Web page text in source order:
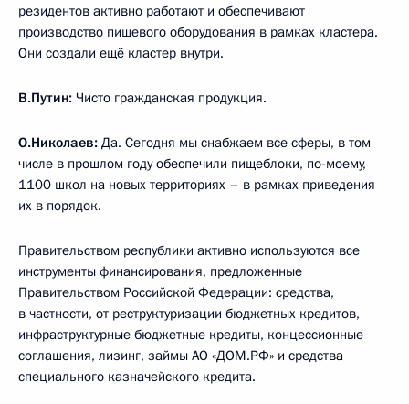
резидентов активно работают и обеспечивают
производство пищевого оборудования в рамках кластера.
Они создали ещё кластер внутри.
В.Путин: Чисто гражданская продукция.
О.Николаев: Да. Сегодня мы снабжаем все сферы, в том
числе в прошлом году обеспечили пищеблоки, по-моему,
1100 школ на новых территориях – в рамках приведения
их в порядок.
Правительством республики активно используются все
инструменты финансирования, предложенные
Правительством Российской Федерации: средства,
в частности, от реструктуризации бюджетных кредитов,
инфраструктурные бюджетные кредиты, концессионные
соглашения, лизинг, займы АО «ДОМ.РФ» и средства
специального казначейского кредита.